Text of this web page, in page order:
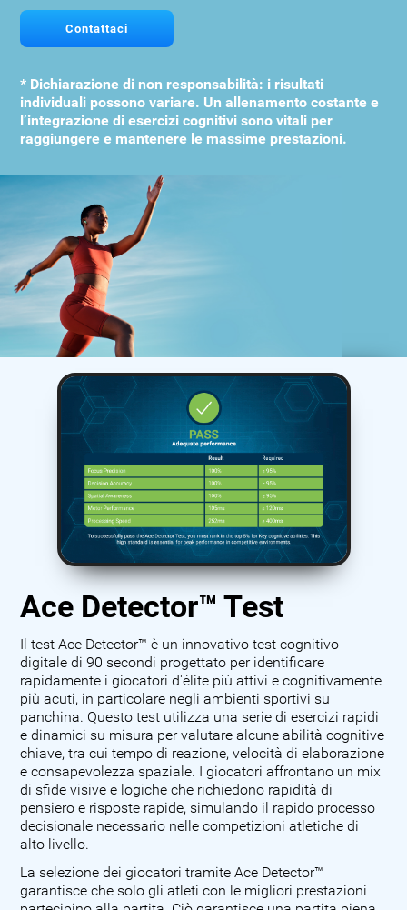
Contattaci
* Dichiarazione di non responsabilità: i risultati
individuali possono variare. Un allenamento costante e
l’integrazione di esercizi cognitivi sono vitali per
raggiungere e mantenere le massime prestazioni.
Ace Detector™ Test
Il test Ace Detector™ è un innovativo test cognitivo
digitale di 90 secondi progettato per identificare
rapidamente i giocatori d'élite più attivi e cognitivamente
più acuti, in particolare negli ambienti sportivi su
panchina. Questo test utilizza una serie di esercizi rapidi
e dinamici su misura per valutare alcune abilità cognitive
chiave, tra cui tempo di reazione, velocità di elaborazione
e consapevolezza spaziale. I giocatori affrontano un mix
di sfide visive e logiche che richiedono rapidità di
pensiero e risposte rapide, simulando il rapido processo
decisionale necessario nelle competizioni atletiche di
alto livello.
La selezione dei giocatori tramite Ace Detector™
garantisce che solo gli atleti con le migliori prestazioni